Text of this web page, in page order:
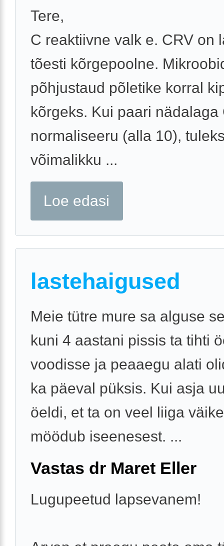
Tere,
C reaktiivne valk e. CRV on
tõesti kõrgepoolne.
põhjustaud põletike korral
kõrgeks. Kui paari nädalaga
normaliseeru (alla 10),
võimalikku ...
Loe edasi
lastehaigused
Meie tütre mure sa alguse
kuni 4 aastani pissis ta tihti
voodisse ja peaaegu alati
ka päeval püksis. Kui asja
öeldi, et ta on veel liiga
möödub iseenesest. ...
Vastas dr Maret Eller
Lugupeetud lapsevanem!